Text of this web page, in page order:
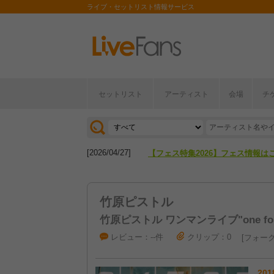
ライブ・セットリスト情報サービス
セットリスト アーティスト 会場 チ
[2026/07/28] 【ライブ動員ランキング】2026年
[2026/04/27] 【フェス特集2026】フェス情報は
竹原ピストル
竹原ピストル ワンマンライブ"one
レビュー：--件 クリップ：0 フォー